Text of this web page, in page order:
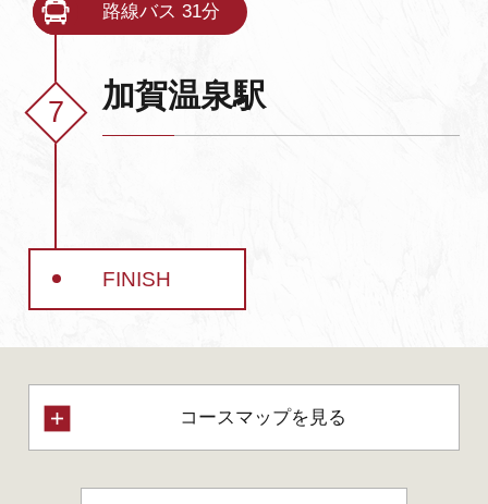
路線バス 31分
加賀温泉駅
FINISH
コースマップを見る